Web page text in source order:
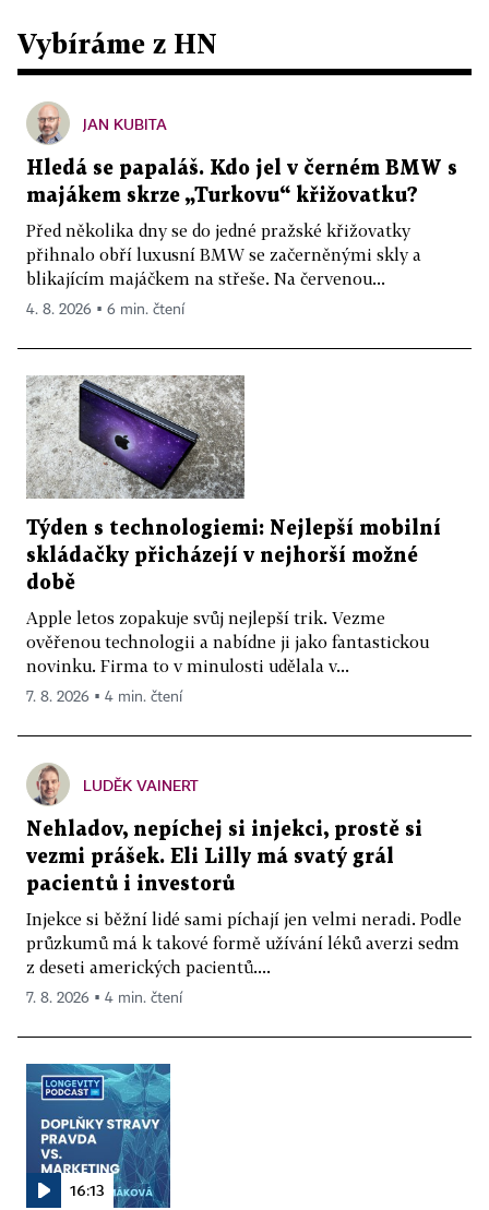
Vybíráme z HN
JAN KUBITA
Hledá se papaláš. Kdo jel v černém BMW s
majákem skrze „Turkovu“ křižovatku?
Před několika dny se do jedné pražské křižovatky
přihnalo obří luxusní BMW se začerněnými skly a
blikajícím majáčkem na střeše. Na červenou...
4. 8. 2026 ▪ 6 min. čtení
Týden s technologiemi: Nejlepší mobilní
skládačky přicházejí v nejhorší možné
době
Apple letos zopakuje svůj nejlepší trik. Vezme
ověřenou technologii a nabídne ji jako fantastickou
novinku. Firma to v minulosti udělala v...
7. 8. 2026 ▪ 4 min. čtení
LUDĚK VAINERT
Nehladov, nepíchej si injekci, prostě si
vezmi prášek. Eli Lilly má svatý grál
pacientů i investorů
Injekce si běžní lidé sami píchají jen velmi neradi. Podle
průzkumů má k takové formě užívání léků averzi sedm
z deseti amerických pacientů....
7. 8. 2026 ▪ 4 min. čtení
16:13